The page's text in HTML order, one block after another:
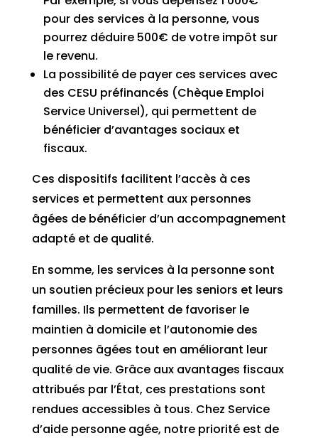
pour des services à la personne, vous
pourrez déduire 500€ de votre impôt sur
le revenu.
La possibilité de payer ces services avec
des CESU préfinancés (Chèque Emploi
Service Universel), qui permettent de
bénéficier d’avantages sociaux et
fiscaux.
Ces dispositifs facilitent l’accès à ces
services et permettent aux personnes
âgées de bénéficier d’un accompagnement
adapté et de qualité.
En somme, les services à la personne sont
un soutien précieux pour les seniors et leurs
familles. Ils permettent de favoriser le
maintien à domicile et l’autonomie des
personnes âgées tout en améliorant leur
qualité de vie. Grâce aux avantages fiscaux
attribués par l’État, ces prestations sont
rendues accessibles à tous. Chez Service
d’aide personne agée, notre priorité est de